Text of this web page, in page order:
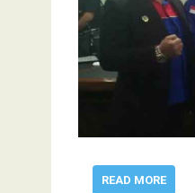
READ MORE